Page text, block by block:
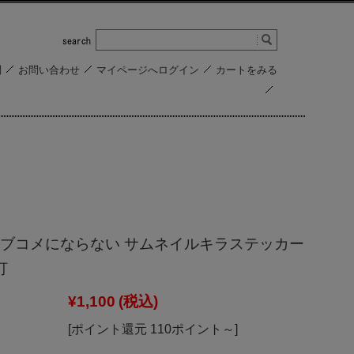
お問い合わせ マイページへログイン カートをみる
コメにならない サムネイルキラステッカー
¥1,100 (税込)
[ポイント還元 110ポイント～]